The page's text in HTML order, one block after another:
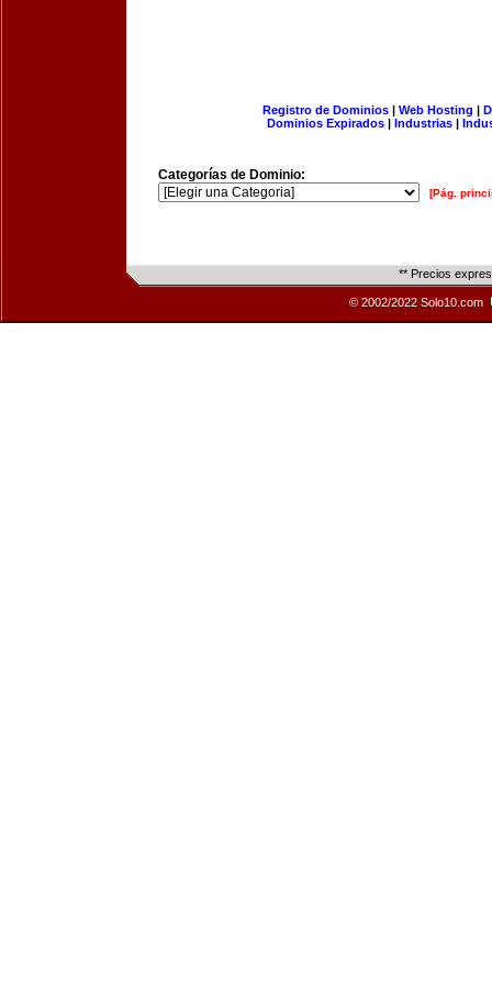
Registro de Dominios| Web Hosting |
Dominios Expirados | Industrias |
Categorías de Dominio:
[Pág.
** Precios
© 2002/2022 Solo10.com